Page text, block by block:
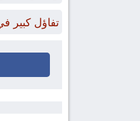
تفاؤل كبير